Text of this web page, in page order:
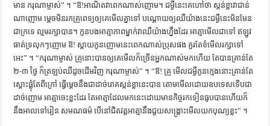
មាន ករុណា​ម្ចាស់” ។ “ឱ!​អាណិត​វា​ពេក​ណាស់​ញោម។ ជម្ងឺ​នេះ​គេ​ហៅ​ថា ស្កន់​ខ្លា​វា​ជាន់​
ណា​ញោម ម្ដេច​មិន​រក​គ្រូ​ពេទ្យ​ឲ្យ​គេ​មើល​គ្នា​ទៅ បណ្ដោយ​ឲ្យ​ឈឺ​យ៉ាង​នេះ​ជម្ងឺ​នេះ​មិន​មែន​
ជា​ក្រ​ទេ ល្មម​រក្សា​បាន។ កូន​បង​អាត្មា​ភាព​ម្នាក់​វា​ឈឺ​យ៉ាង​ហ្នឹង​ដែរ អាត្មា​មើល​ជា​ទៅ ឥឡូវ​
ធាត់​ទ្រលុកៗញោម ឱ! ស្ដាយ​កូន​ញោម​នេះ​ពេក​ណាស់​ប្រុស​ផង គួរ​តែ​ខំ​មើល​រក្សា​ទៅ​
អេះ” ។ “ករុណា​ម្ចាស់ គ្រូ​នោះ​បាន​ឲ្យ​គេ​មើល​ក៏​ច្រើន​អ្នក​ណាស់​មក​ហើយ​ តែ​បាន​គ្រាន់​តែ
២-៣ ថ្ងៃ ក៏​ត្រឡប់​ឈឺ​ដូច​ដើម​វិញ ករុណា​ម្ចាស់” ។ “ឱ! គ្រូ ​មើល​ជម្ងឺ​កូន​ក្មេង​នោះ​គ្រាន់​តែ​
ស្ដោះ​ផ្លុំ​តែ​ពី​ក្រៅ ធ្វើ​ម្ដេច​នឹង​ជា​ដាច់​រោគ​ស្កន់​ខ្លា​នេះ​បាន តោម​មើល​ដោយ​ឧបទេស​ទើប​ជា​
ដាច់​ញោម អាត្មា​ចេះ​ខ្លះ​ដែរ តែ​អាត្មា​ដែល​មក​នេះ​ដោយ​មាន​កិច្ច​រក​ទៀន​ធូប​បាន​ហើយ​ក៏​
នឹង​អាល​ទៅ​រៀន​ សមណ​ធម៌ បើ​នៅ​ជិត​វត្ត​អាត្មា​នឹង​ជួយ​សង្គ្រោះ​មើល​យក​បុណ្យ​ខ្លះ” ។